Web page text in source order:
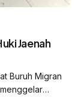
Jaenah
Buruh Migran